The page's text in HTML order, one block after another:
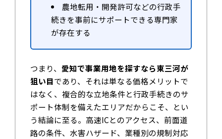
農地転用・開発許可などの行政手
続きを事前にサポートできる専門家
が存在する
つまり、 愛知で事業用地を探すなら東三河が
狙い目であり、それは単なる価格メリットで
はなく、複合的な立地条件と行政手続きのサ
ポート体制を備えたエリアだからこそ、とい
う結論に至る。高速ICとのアクセス、前面道
路の条件、水害ハザード、業種別の規制対応